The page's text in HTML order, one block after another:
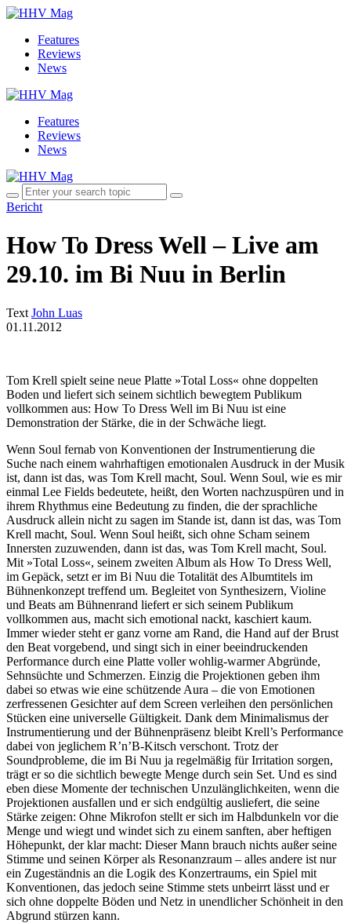
Features
Reviews
News
Features
Reviews
News
Bericht
How To Dress Well – Live am
29.10. im Bi Nuu in Berlin
Text John Luas
01.11.2012
Tom Krell spielt seine neue Platte »Total Loss« ohne doppelten
Boden und liefert sich seinem sichtlich bewegtem Publikum
vollkommen aus: How To Dress Well im Bi Nuu ist eine
Demonstration der Stärke, die in der Schwäche liegt.
Wenn Soul fernab von Konventionen der Instrumentierung die
Suche nach einem wahrhaftigen emotionalen Ausdruck in der Musik
ist, dann ist das, was Tom Krell macht, Soul. Wenn Soul, wie es mir
einmal Lee Fields bedeutete, heißt, den Worten nachzuspüren und in
ihrem Rhythmus eine Bedeutung zu finden, die der sprachliche
Ausdruck allein nicht zu sagen im Stande ist, dann ist das, was Tom
Krell macht, Soul. Wenn Soul heißt, sich ohne Scham seinem
Innersten zuzuwenden, dann ist das, was Tom Krell macht, Soul.
Mit »Total Loss«, seinem zweiten Album als How To Dress Well,
im Gepäck, setzt er im Bi Nuu die Totalität des Albumtitels im
Bühnenkonzept treffend um. Begleitet von Synthesizern, Violine
und Beats am Bühnenrand liefert er sich seinem Publikum
vollkommen aus, macht sich emotional nackt, kaschiert kaum.
Immer wieder steht er ganz vorne am Rand, die Hand auf der Brust
den Beat vorgebend, und singt sich in einer beeindruckenden
Performance durch eine Platte voller wohlig-warmer Abgründe,
Sehnsüchte und Schmerzen. Einzig die Projektionen geben ihm
dabei so etwas wie eine schützende Aura – die von Emotionen
zerfressenen Gesichter auf dem Screen verleihen den persönlichen
Stücken eine universelle Gültigkeit. Dank dem Minimalismus der
Instrumentierung und der Bühnenpräsenz bleibt Krell’s Performance
dabei von jeglichem R’n’B-Kitsch verschont. Trotz der
Soundprobleme, die im Bi Nuu ja regelmäßig für Irritation sorgen,
trägt er so die sichtlich bewegte Menge durch sein Set. Und es sind
eben diese Momente der technischen Unzulänglichkeiten, wenn die
Projektionen ausfallen und er sich endgültig ausliefert, die seine
Stärke zeigen: Ohne Mikrofon stellt er sich im Halbdunkeln vor die
Menge und wiegt und windet sich zu einem sanften, aber heftigen
Höhepunkt, der klar macht: Dieser Mann brauch nichts außer seine
Stimme und seinen Körper als Resonanzraum – alles andere ist nur
ein Zugeständnis an die Logik des Konzertraums, ein Spiel mit
Konventionen, das jedoch seine Stimme stets unbeirrt lässt und er
sich ohne doppelte Böden und Netz in unendlicher Schönheit in den
Abgrund stürzen kann.